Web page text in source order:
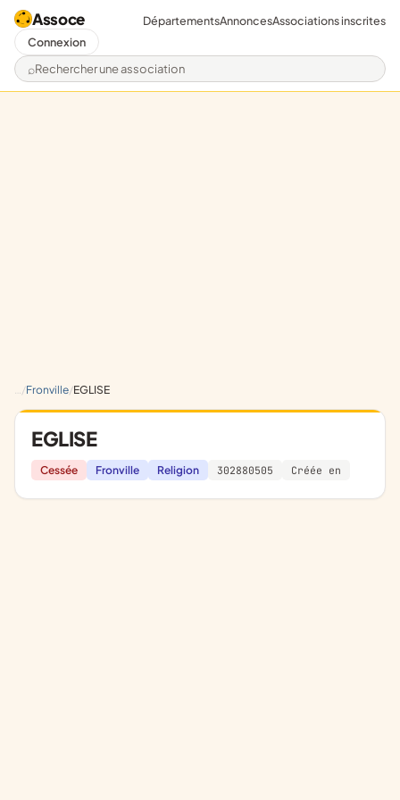
Assoce
Rechercher une association
DépartementsAnnoncesAssociations inscrites
Connexion
Fronville EGLISE
EGLISE
Cessée Fronville Religion 302880505 Créée en